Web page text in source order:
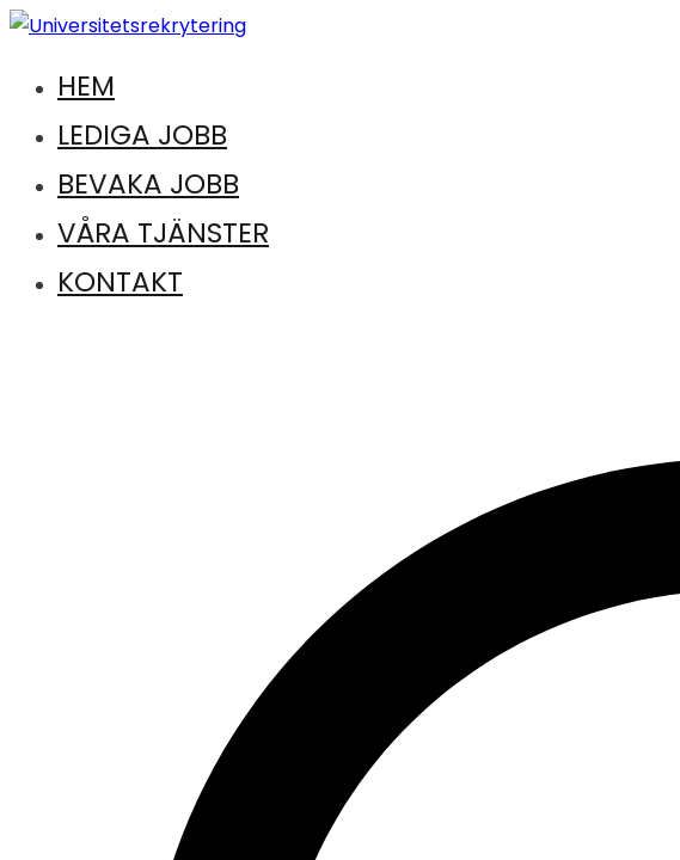
Hoppa
innehåll
Universitetsrekrytering
Jobb inom universitet och högskola
HEM
LEDIGA JOBB
BEVAKA JOBB
VÅRA TJÄNSTER
KONTAKT